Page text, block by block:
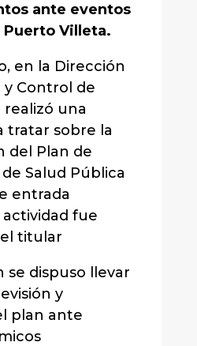
ante eventos
Villeta.
en la Dirección
y Control de
realizó una
tratar sobre la
del Plan de
Salud Pública
entrada
fue
titular
se dispuso llevar
y
plan ante